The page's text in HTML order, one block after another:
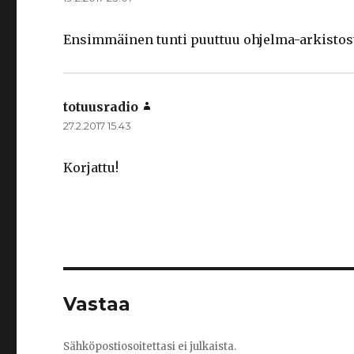
Ensimmäinen tunti puuttuu ohjelma-
totuusradio
27.2.2017 15.43
Korjattu!
Vastaa
Sähköpostiosoitettasi ei julkaista.